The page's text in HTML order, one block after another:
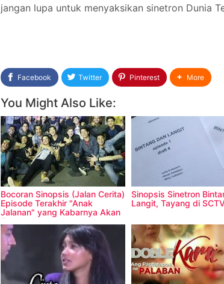
jangan lupa untuk menyaksikan sinetron Dunia
Facebook Twitter Pinterest More
You Might Also Like:
Bocoran Sinopsis (Jalan Cerita)
Episode Terakhir "Anak
Jalanan" yang Kabarnya Akan
Tamat
Sinopsis Sinetron
Langit, Tayang di